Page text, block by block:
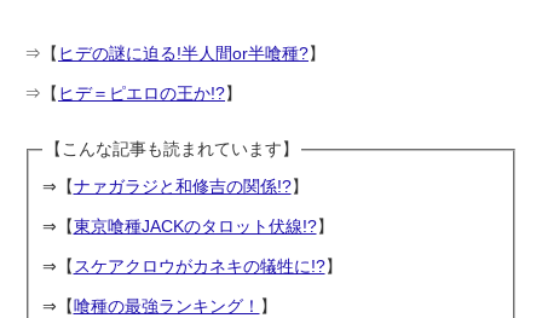
⇒【 ヒデの謎に迫る!半人間or半喰種?】
⇒【 ヒデ＝ピエロの王か!?】
【こんな記事も読まれています】
⇒【ナァガラジと和修吉の関係!?】
⇒【東京喰種JACKのタロット伏線!?】
⇒【スケアクロウがカネキの犠牲に!?】
⇒【喰種の最強ランキング！ 】